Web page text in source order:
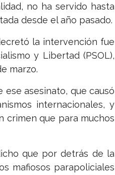
no ha servido hasta
desde el año pasado.
la intervención fue
y Libertad (PSOL),
marzo.
asesinato, que causó
internacionales, y
crimen que para muchos
que por detrás de la
mafiosos parapoliciales